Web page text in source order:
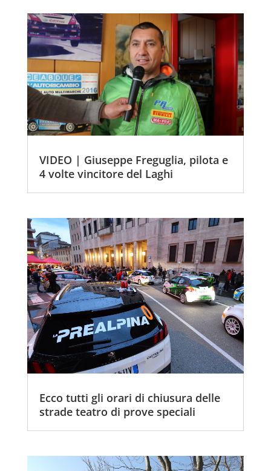
VIDEO | Giuseppe Freguglia, pilota e
4 volte vincitore del Laghi
Ecco tutti gli orari di chiusura delle
strade teatro di prove speciali